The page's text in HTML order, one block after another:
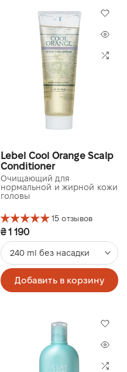
Lebel Cool Orange Scalp
Conditioner
Очищающий для
нормальной и жирной кожи
головы
15 отзывов
₴ 1 190
240 ml без насадки
Добавить в корзину